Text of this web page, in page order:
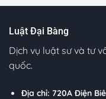
Luật Đại Bàng
Dịch vụ luật sư và tư
quốc.
Địa chỉ: 720A Điện